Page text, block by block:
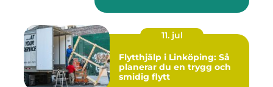
11. jul
Flytthjälp i Linköping: Så
planerar du en trygg och
smidig flytt